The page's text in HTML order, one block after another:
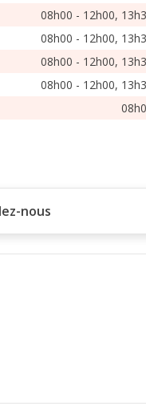
08h00 - 12h00,
08h00 - 12h00,
08h00 - 12h00,
08h00 - 12h00,
nous